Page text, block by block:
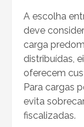
A escolha
deve
carga
distribuídas,
oferecem
Para cargas
evita
fiscalizadas.